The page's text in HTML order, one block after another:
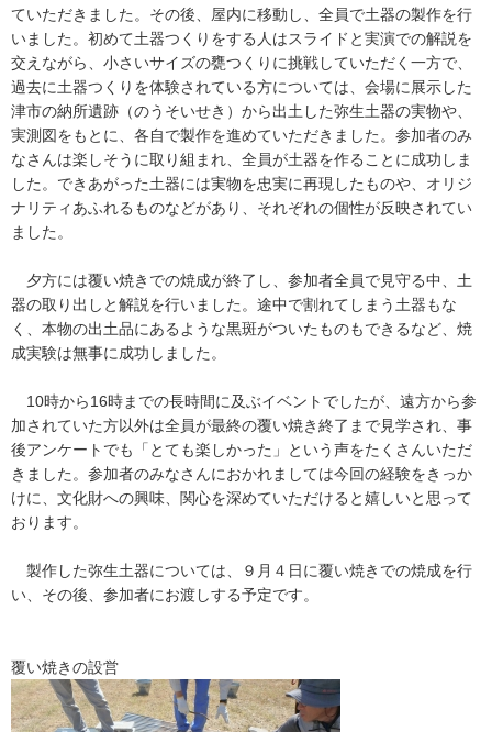
ていただきました。その後、屋内に移動し、全員で土器の製作を行
いました。初めて土器つくりをする人はスライドと実演での解説を
交えながら、小さいサイズの甕つくりに挑戦していただく一方で、
過去に土器つくりを体験されている方については、会場に展示した
津市の納所遺跡（のうそいせき）から出土した弥生土器の実物や、
実測図をもとに、各自で製作を進めていただきました。参加者のみ
なさんは楽しそうに取り組まれ、全員が土器を作ることに成功しま
した。できあがった土器には実物を忠実に再現したものや、オリジ
ナリティあふれるものなどがあり、それぞれの個性が反映されてい
ました。
夕方には覆い焼きでの焼成が終了し、参加者全員で見守る中、土
器の取り出しと解説を行いました。途中で割れてしまう土器もな
く、本物の出土品にあるような黒斑がついたものもできるなど、焼
成実験は無事に成功しました。
10時から16時までの長時間に及ぶイベントでしたが、遠方から参
加されていた方以外は全員が最終の覆い焼き終了まで見学され、事
後アンケートでも「とても楽しかった」という声をたくさんいただ
きました。参加者のみなさんにおかれましては今回の経験をきっか
けに、文化財への興味、関心を深めていただけると嬉しいと思って
おります。
製作した弥生土器については、９月４日に覆い焼きでの焼成を行
い、その後、参加者にお渡しする予定です。
覆い焼きの設営